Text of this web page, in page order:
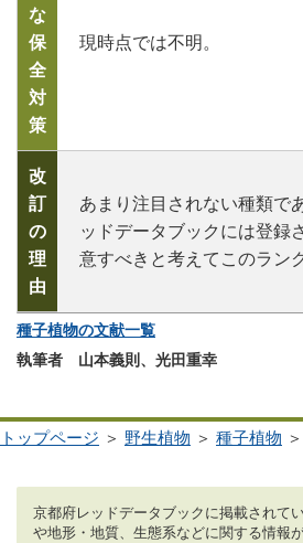
な
保
全
対
策
現時点では不明。
改
訂
の
理
由
あまり注目されない種類で
ッドデータブックには登録
意すべきと考えてこのラン
種子植物の文献一覧
執筆者 山本義則、光田重幸
トップページ ＞ 野生植物 ＞ 種子植物
京都府レッドデータブックに掲載されて
や地形・地質、生態系などに関する情報